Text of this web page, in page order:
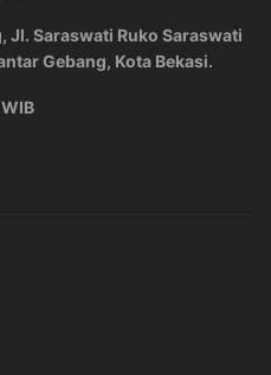
Jl. Saraswati Ruko Saraswati
Gebang, Kota Bekasi.